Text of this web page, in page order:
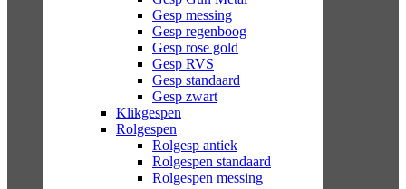
Gesp messing
Gesp regenboog
Gesp rose gold
Gesp RVS
Gesp standaard
Gesp zwart
Klikgespen
Rolgespen
Rolgesp antiek
Rolgespen standaard
Rolgespen messing